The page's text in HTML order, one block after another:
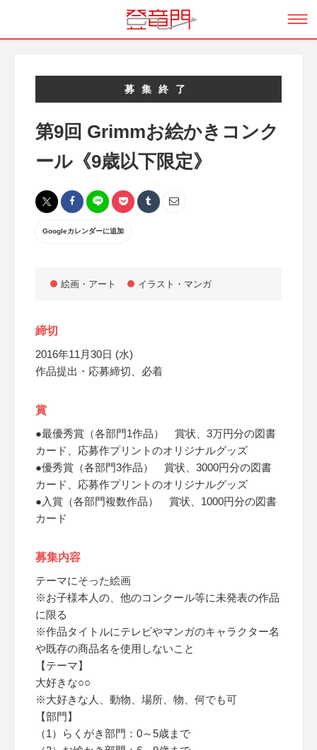
募集終了
第9回 Grimmお絵かきコンク
ール《9歳以下限定》
Googleカレンダーに追加
絵画・アート イラスト・マンガ
締切
2016年11月30日 (水)
作品提出・応募締切、必着
賞
●最優秀賞（各部門1作品） 賞状、3万円分の図書
カード、応募作プリントのオリジナルグッズ
●優秀賞（各部門3作品） 賞状、3000円分の図書
カード、応募作プリントのオリジナルグッズ
●入賞（各部門複数作品） 賞状、1000円分の図書
カード
募集内容
テーマにそった絵画
※お子様本人の、他のコンクール等に未発表の作品
に限る
※作品タイトルにテレビやマンガのキャラクター名
や既存の商品名を使用しないこと
【テーマ】
大好きな○○
※大好きな人、動物、場所、物、何でも可
【部門】
（1）らくがき部門：0～5歳まで